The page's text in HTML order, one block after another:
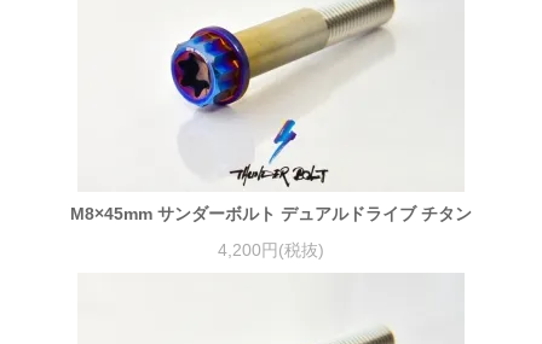
M8×45mm サンダーボルト デュアルドライブ チタン
4,200円(税抜)